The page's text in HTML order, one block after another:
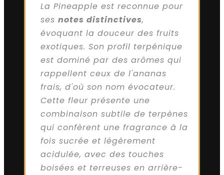
La Pineapple est reconnue pour
ses notes distinctives,
évoquant la douceur des fruits
exotiques. Son profil terpénique
est dominé par des arômes qui
rappellent ceux de l'ananas
frais, d'où son nom évocateur.
Cette fleur présente une
combinaison subtile de terpènes
qui confèrent une fragrance à la
fois sucrée et légèrement
acidulée, avec des touches
boisées et terreuses en arrière-